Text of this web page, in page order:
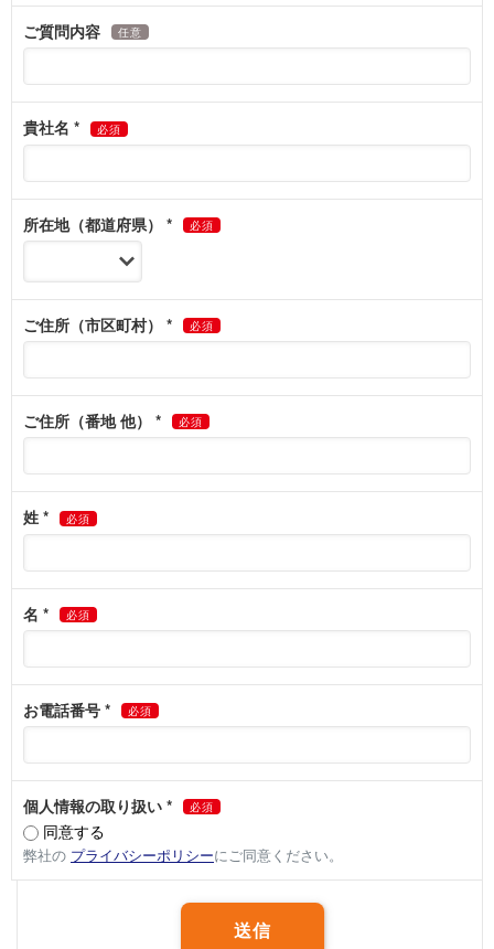
の提供の停止（「開示等」という）を求められた場合には、これに
い。
個人情報提供の任意性について
い合わせに必要とされる項目に記入がない場合や内容が正確でない
場合には、ご依頼に対し対応できないことがありますので予めご了
本人が容易に認識できない方法による個人情報の取得
本ウェブサイトでは、より適切なサービス・コンテンツをお客さま
にご提供するためにCookieを利用しております。
ルです。
本ウェブサイトでは、以下の目的でCookieを使用しています。
本ウェブサイト上でお客さまを特定し、本ウェブサイト上の機
能を提供するため
お客さまのブラウザの設定により、事前にCookie使用サイトである
ことを表示したり、受取りを拒否したりすることができます。お客
使用できる機能については制限される可能性がありますのでご了承
ください。なお、ブラウザの設定により、Cookieの機能を無効にす
ることができますが、その結果、本ウェブサイトのサービスの一部
がご利用いただけなくなることがあります。
Cookieの使用についてのご同意を取り消されるお客さまは、下記
「個人情報の取扱いに関するお問合せ窓口」記載のお問合わせ先ま